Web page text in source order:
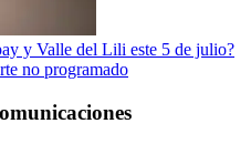
y Valle del Lili este 5 de julio?
no programado